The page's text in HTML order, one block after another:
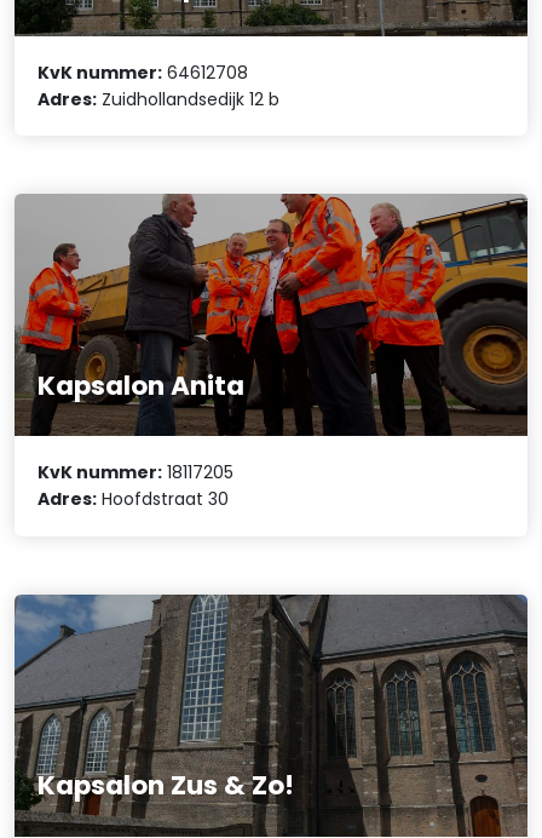
KvK nummer: 64612708
Adres: Zuidhollandsedijk 12 b
Kapsalon Anita
KvK nummer: 18117205
Adres: Hoofdstraat 30
Kapsalon Zus & Zo!